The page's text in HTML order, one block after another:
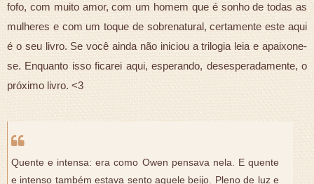
fofo, com muito amor, com um homem que é sonho de todas as
mulheres e com um toque de sobrenatural, certamente este aqui
é o seu livro. Se você ainda não iniciou a trilogia leia e apaixone-
se. Enquanto isso ficarei aqui, esperando, desesperadamente, o
próximo livro. <3
Quente e intensa: era como Owen pensava nela. E quente
e intenso também estava sento aquele beijo. Pleno de luz e